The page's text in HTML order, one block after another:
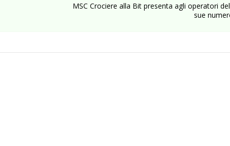
MSC Crociere alla Bit presenta agli operatori
sue